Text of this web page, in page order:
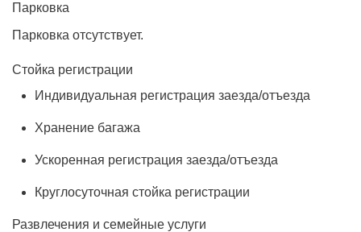
Парковка
Парковка отсутствует.
Стойка регистрации
Индивидуальная регистрация заезда/отъезда
Хранение багажа
Ускоренная регистрация заезда/отъезда
Круглосуточная стойка регистрации
Развлечения и семейные услуги